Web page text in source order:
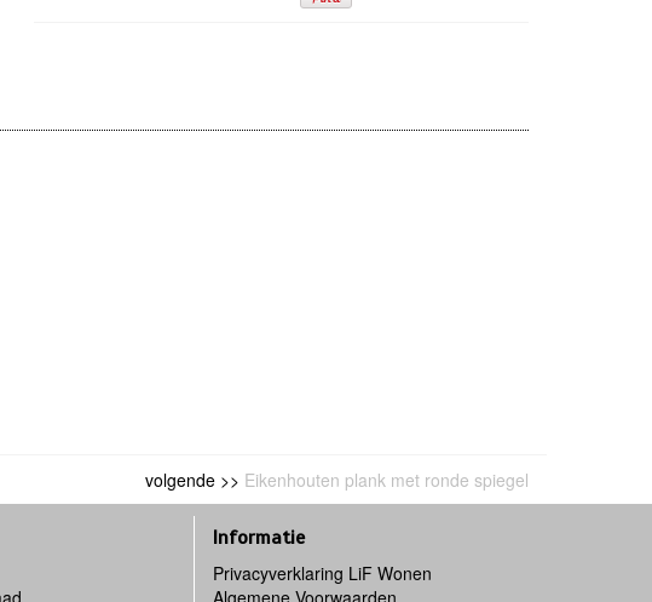
volgende >> Eikenhouten plank met ronde spiegel
Informatie
Privacyverklaring LiF Wonen
Algemene Voorwaarden